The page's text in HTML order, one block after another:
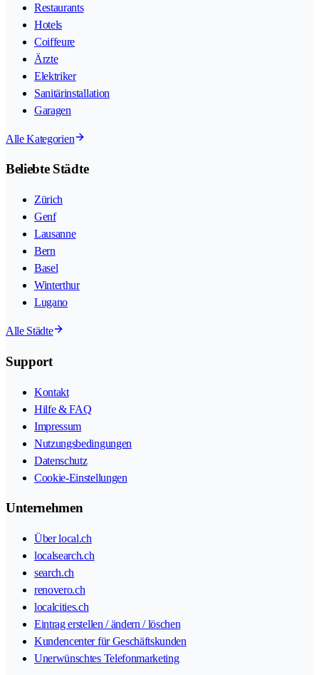
Restaurants
Hotels
Coiffeure
Ärzte
Elektriker
Sanitärinstallation
Garagen
Alle Kategorien
Beliebte Städte
Zürich
Genf
Lausanne
Bern
Basel
Winterthur
Lugano
Alle Städte
Support
Kontakt
Hilfe & FAQ
Impressum
Nutzungsbedingungen
Datenschutz
Cookie-Einstellungen
Unternehmen
Über local.ch
localsearch.ch
search.ch
renovero.ch
localcities.ch
Eintrag erstellen / ändern / löschen
Kundencenter für Geschäftskunden
Unerwünschtes Telefonmarketing